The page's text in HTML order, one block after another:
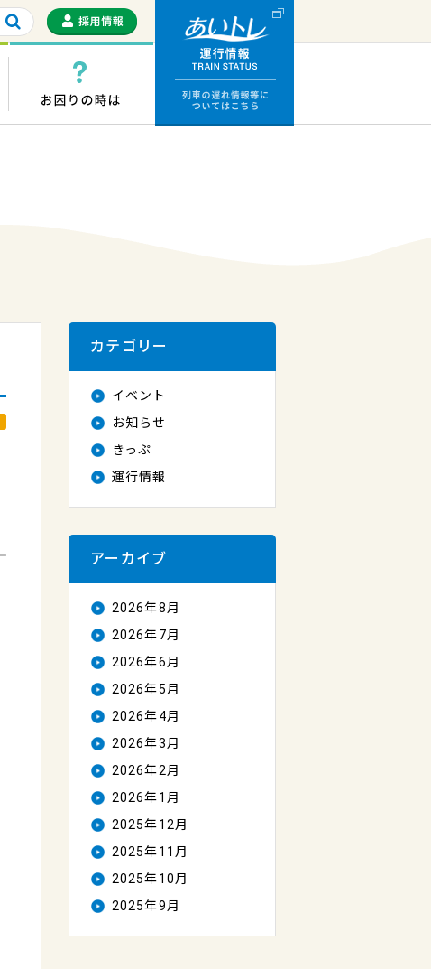
きっぷ・ICカード お困りの時は
カテゴリー
イベント
お知らせ
きっぷ
運行情報
アーカイブ
2026年8月
2026年7月
2026年6月
2026年5月
2026年4月
2026年3月
2026年2月
2026年1月
2025年12月
2025年11月
2025年10月
2025年9月